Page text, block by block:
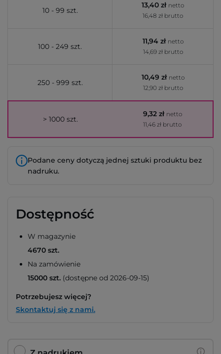
10 - 99 szt.
13,40 zł netto
16,48 zł brutto
100 - 249 szt.
11,94 zł netto
14,69 zł brutto
250 - 999 szt.
10,49 zł netto
12,90 zł brutto
> 1000 szt.
9,32 zł netto
11,46 zł brutto
Podane ceny dotyczą jednej sztuki produktu bez
nadruku.
Dostępność
W magazynie
4670 szt.
Na zamówienie
15000 szt. (dostępne od 2026-09-15)
Potrzebujesz więcej?
Skontaktuj się z nami.